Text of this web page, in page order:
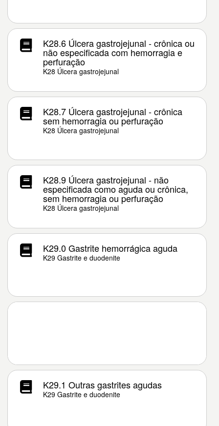
K28.6 Úlcera gastrojejunal - crônica ou
não especificada com hemorragia e
perfuração
K28 Úlcera gastrojejunal
K28.7 Úlcera gastrojejunal - crônica
sem hemorragia ou perfuração
K28 Úlcera gastrojejunal
K28.9 Úlcera gastrojejunal - não
especificada como aguda ou crônica,
sem hemorragia ou perfuração
K28 Úlcera gastrojejunal
K29.0 Gastrite hemorrágica aguda
K29 Gastrite e duodenite
K29.1 Outras gastrites agudas
K29 Gastrite e duodenite